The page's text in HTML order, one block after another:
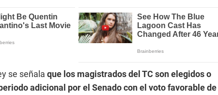
se señala que los magistrados del TC son elegidos o
adicional por el Senado con el voto favorable de